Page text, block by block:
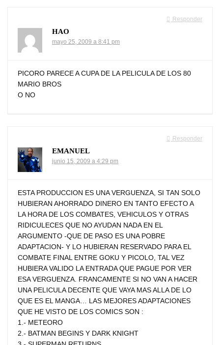
Responder
HAO
mayo 25, 2009 a 8:41 pm
PICORO PARECE A CUPA DE LA PELICULA DE LOS 80
MARIO BROS
O NO
Responder
EMANUEL
junio 15, 2009 a 4:29 pm
ESTA PRODUCCION ES UNA VERGUENZA, SI TAN SOLO
HUBIERAN AHORRADO DINERO EN TANTO EFECTO A
LA HORA DE LOS COMBATES, VEHICULOS Y OTRAS
RIDICULECES QUE NO AYUDAN NADA EN EL
ARGUMENTO -QUE DE PASO ES UNA POBRE
ADAPTACION- Y LO HUBIERAN RESERVADO PARA EL
COMBATE FINAL ENTRE GOKU Y PICOLO, TAL VEZ
HUBIERA VALIDO LA ENTRADA QUE PAGUE POR VER
ESA VERGUENZA. FRANCAMENTE SI NO VAN A HACER
UNA PELICULA DECENTE QUE VAYA MAS ALLA DE LO
QUE ES EL MANGA… LAS MEJORES ADAPTACIONES
QUE HE VISTO DE LOS COMICS SON :
1.- METEORO
2.- BATMAN BEGINS Y DARK KNIGHT